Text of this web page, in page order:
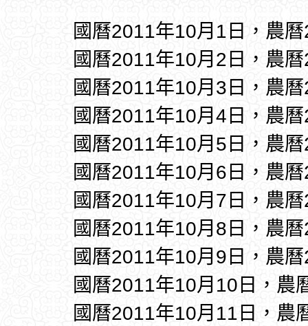
國曆2011年10月1日，農
國曆2011年10月2日，農
國曆2011年10月3日，農
國曆2011年10月4日，農
國曆2011年10月5日，農
國曆2011年10月6日，農
國曆2011年10月7日，農
國曆2011年10月8日，農
國曆2011年10月9日，農
國曆2011年10月10日，農
國曆2011年10月11日，農